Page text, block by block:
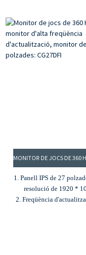
1. Panell IPS de 27
resolució de 1920 *
2. Freqüència